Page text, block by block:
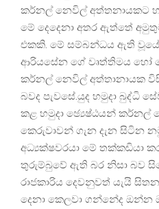
කර්නල් නෙවිල් අත්තනායකට
මේ දෙදෙනා අතර ඇත්තේ
එකකි. මේ සම්බන්ධය ඇති වූයේ
ආරියසේන ගේ වෘත්තිමය හෝ
කර්නල් නෙවිල් අත්තානායක
බවද පැවසේ.යුද හමුදා බුද්ධි
කළ හමුදා ඡ්‍යෙෂ්ඨයන් කර්නල්
කෙරුවාවන් ගැන දැන සිටින
අධ්‍යක්ෂවරයා මේ තක්කඩියා
තුරුම්බුවේ ඇති බර නිසා බව
රාජකාරිය දෙවනුවත් යැයි
දෙනා කෙලවා ගන්නේද